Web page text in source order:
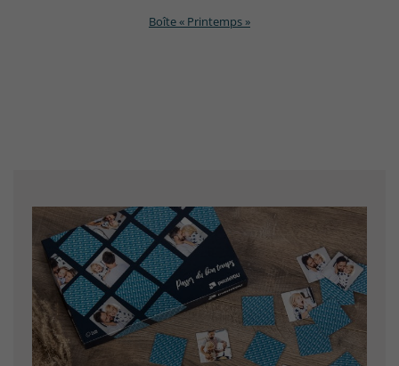
Boîte « Printemps »